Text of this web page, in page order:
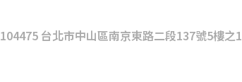
104475 台北市中山區南京東路二段137號5樓之1